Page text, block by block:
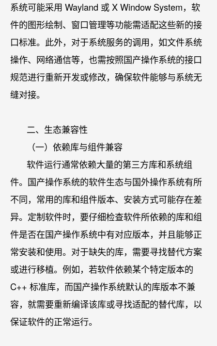
系统可能采用 Wayland 或 X Window System，软
件的图形绘制、窗口管理等功能需适配这些新的接
口标准。此外，对于系统服务的调用，如文件系统
操作、网络通信等，也需按照国产操作系统的接口
规范进行重新开发或修改，确保软件能够与系统无
缝对接。
二、生态兼容性
（一）依赖库与组件兼容
软件运行通常依赖大量的第三方库和系统组
件。国产操作系统的软件生态与国外操作系统有所
不同，常用的库和组件版本、安装方式可能存在差
异。定制软件时，要仔细检查软件所依赖的库和组
件是否在国产操作系统中有对应版本，并且能够正
常安装和使用。对于缺失的库，需要寻找替代方案
或进行移植。例如，若软件依赖某个特定版本的
C++ 标准库，而国产操作系统默认的库版本不兼
容，就需要重新编译该库或寻找适配的替代库，以
保证软件的正常运行。